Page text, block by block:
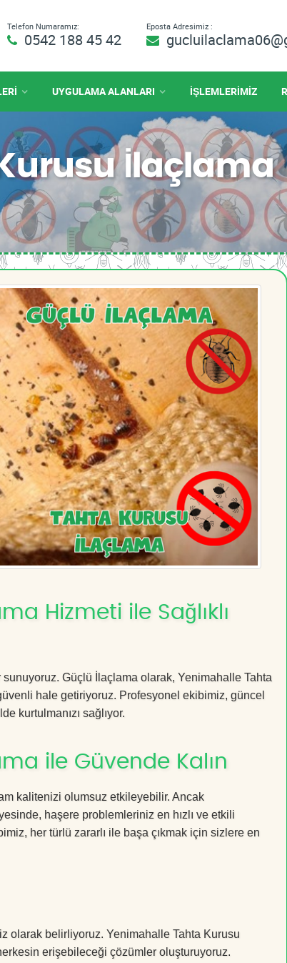
Telefon Numaramız:
0542 188 45 42
Eposta Adresimiz :
UYGULAMA ALANLARI İŞLEMLERİMİZ
İlaçlama
Hizmeti ile Sağlıklı
Güçlü İlaçlama olarak, Yenimahalle Tahta
hale getiriyoruz. Profesyonel ekibimiz, güncel
kurtulmanızı sağlıyor.
ile Güvende Kalın
kalitenizi olumsuz etkileyebilir. Ancak
haşere problemleriniz en hızlı ve etkili
her türlü zararlı ile başa çıkmak için sizlere en
olarak belirliyoruz. Yenimahalle Tahta Kurusu
erişebileceği çözümler oluşturuyoruz.